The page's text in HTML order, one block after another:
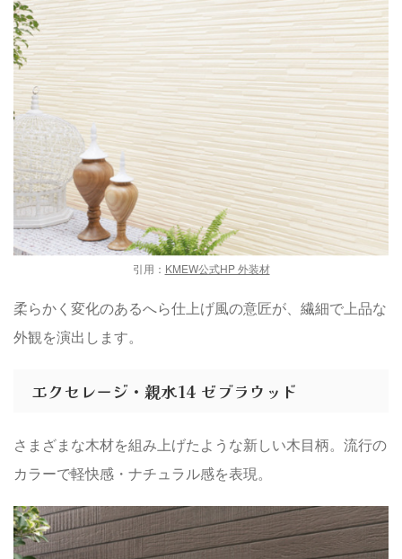
引用： KMEW公式HP 外装材
柔らかく変化のあるへら仕上げ風の意匠が、繊細で上品な
外観を演出します。
エクセレージ・親水14 ゼブラウッド
さまざまな木材を組み上げたような新しい木目柄。流行の
カラーで軽快感・ナチュラル感を表現。